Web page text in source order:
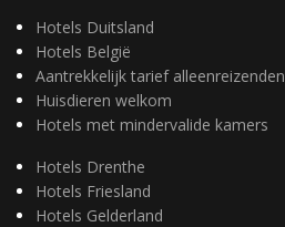
Hotels Duitsland
Hotels België
Aantrekkelijk tarief alleenreizenden
Huisdieren welkom
Hotels met mindervalide kamers
Hotels Drenthe
Hotels Friesland
Hotels Gelderland